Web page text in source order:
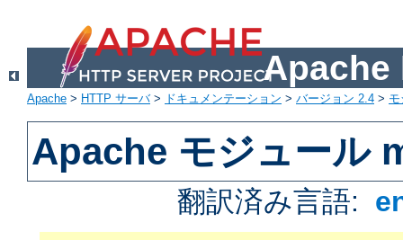
Apache
Apache > HTTP サーバ> ドキュメンテーション > バージョン 2.4 >
Apache モジュール
翻訳済み言語: